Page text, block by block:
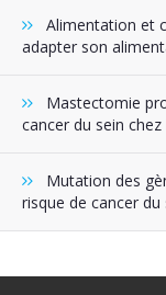
Alimentation et
adapter son
Mastectomie
cancer du sein
Mutation des
risque de cancer du